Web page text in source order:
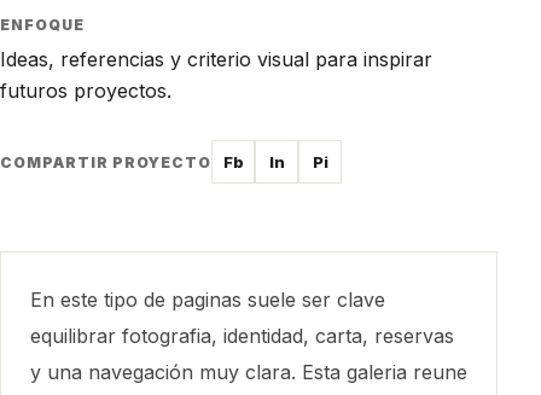
ENFOQUE
Ideas, referencias y criterio visual para inspirar
futuros proyectos.
COMPARTIR PROYECTO Fb In Pi
En este tipo de paginas suele ser clave
equilibrar fotografia, identidad, carta, reservas
y una navegación muy clara. Esta galeria reune